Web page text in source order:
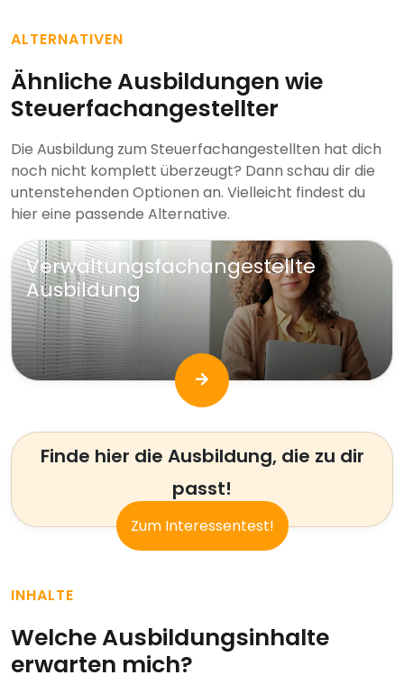
ALTERNATIVEN
Ähnliche Ausbildungen wie
Steuerfachangestellter
Die Ausbildung zum Steuerfachangestellten hat dich
noch nicht komplett überzeugt? Dann schau dir die
untenstehenden Optionen an. Vielleicht findest du
hier eine passende Alternative.
© Edmond Dantès; Pexels
Verwaltungsfachangestellte
Ausbildung
Finde hier die Ausbildung, die zu dir
passt!
Zum Interessentest!
INHALTE
Welche Ausbildungsinhalte
erwarten mich?